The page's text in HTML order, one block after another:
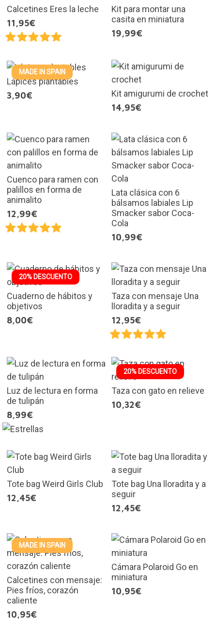
Calcetines Eres la leche
11,95€
Kit para montar una
casita en miniatura
19,99€
MADE IN SPAIN
Lápices plantables
3,90€
Kit amigurumi de crochet
14,95€
Cuenco para ramen con
palillos en forma de
animalito
12,99€
Lata clásica con 6
bálsamos labiales Lip
Smacker sabor Coca-
Cola
10,99€
20% DESCUENTO
Cuaderno de hábitos y
objetivos
8,00€
Taza con mensaje Una
lloradita y a seguir
12,95€
Luz de lectura en forma
de tulipán
8,99€
20% DESCUENTO
Taza con gato en relieve
10,32€
Tote bag Weird Girls Club
12,45€
Tote bag Una lloradita y a
seguir
12,45€
MADE IN SPAIN
Calcetines con mensaje:
Pies fríos, corazón
caliente
10,95€
Cámara Polaroid Go en
miniatura
10,95€